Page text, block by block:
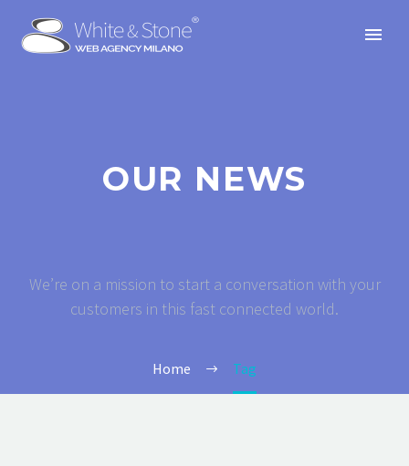
OUR NEWS
We’re on a mission to start a conversation with your
customers in this fast connected world.
Home Tag